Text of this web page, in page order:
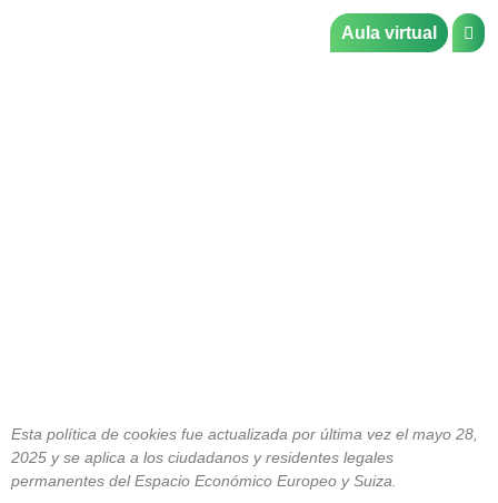
Aula virtual
Esta política de cookies fue actualizada por última vez el mayo 28,
2025 y se aplica a los ciudadanos y residentes legales
permanentes del Espacio Económico Europeo y Suiza.